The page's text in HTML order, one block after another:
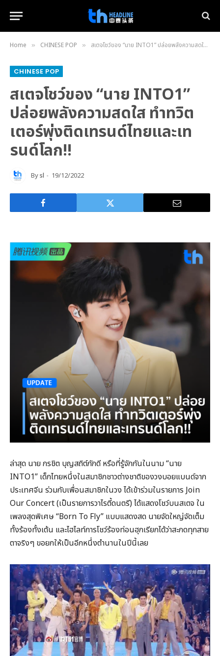
Home » CHINESE POP » สเตจโชว์ของ “นาย INTO1” ปล่อยพลังความสดใส ทำทวิตเตอร์พุ่งติดเทรนด์ไทยและเทรนด์โลก!!
CHINESE POP
สเตจโชว์ของ “นาย INTO1”
ปล่อยพลังความสดใส ทำทวิต
เตอร์พุ่งติดเทรนด์ไทยและเท
รนด์โลก!!
Bysl 19/12/2022
ล่าสุด นาย กรชิต บุญสถิต์ภักดี หรือที่รู้จักกันในนาม “นาย
INTO1” เด็กไทยหนึ่งในสมาชิกชาวต่างชาติของวงบอยแบนด์จาก
ประเทศจีน ร่วมกับเพื่อนสมาชิกในวง ได้เข้าร่วมในรายการ Join
Our Concert (เป็นรายการวาไรตี้ดนตรี) ได้แสดงโชว์บนสเตจ ใน
เพลงสุดพิเศษ “Born To Fly” แบบแสดงสด นายจัดใหญ่จัดเต็ม
ทั้งร้องทั้งเต้น และไฮไลท์การโชว์ร้องท่อนฮุกเรียกได้ว่าสะกดทุกสาย
ตาจริงๆ ขอยกให้เป็นอีกหนึ่งตำนานในปีนี้เลย